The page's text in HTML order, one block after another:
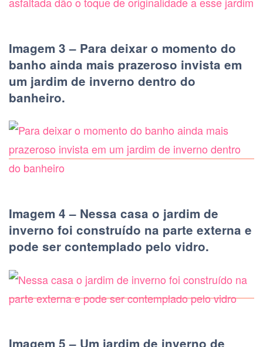
Imagem 3 – Para deixar o momento do
banho ainda mais prazeroso invista em
um jardim de inverno dentro do
banheiro.
Imagem 4 – Nessa casa o jardim de
inverno foi construído na parte externa e
pode ser contemplado pelo vidro.
Imagem 5 – Um jardim de inverno de